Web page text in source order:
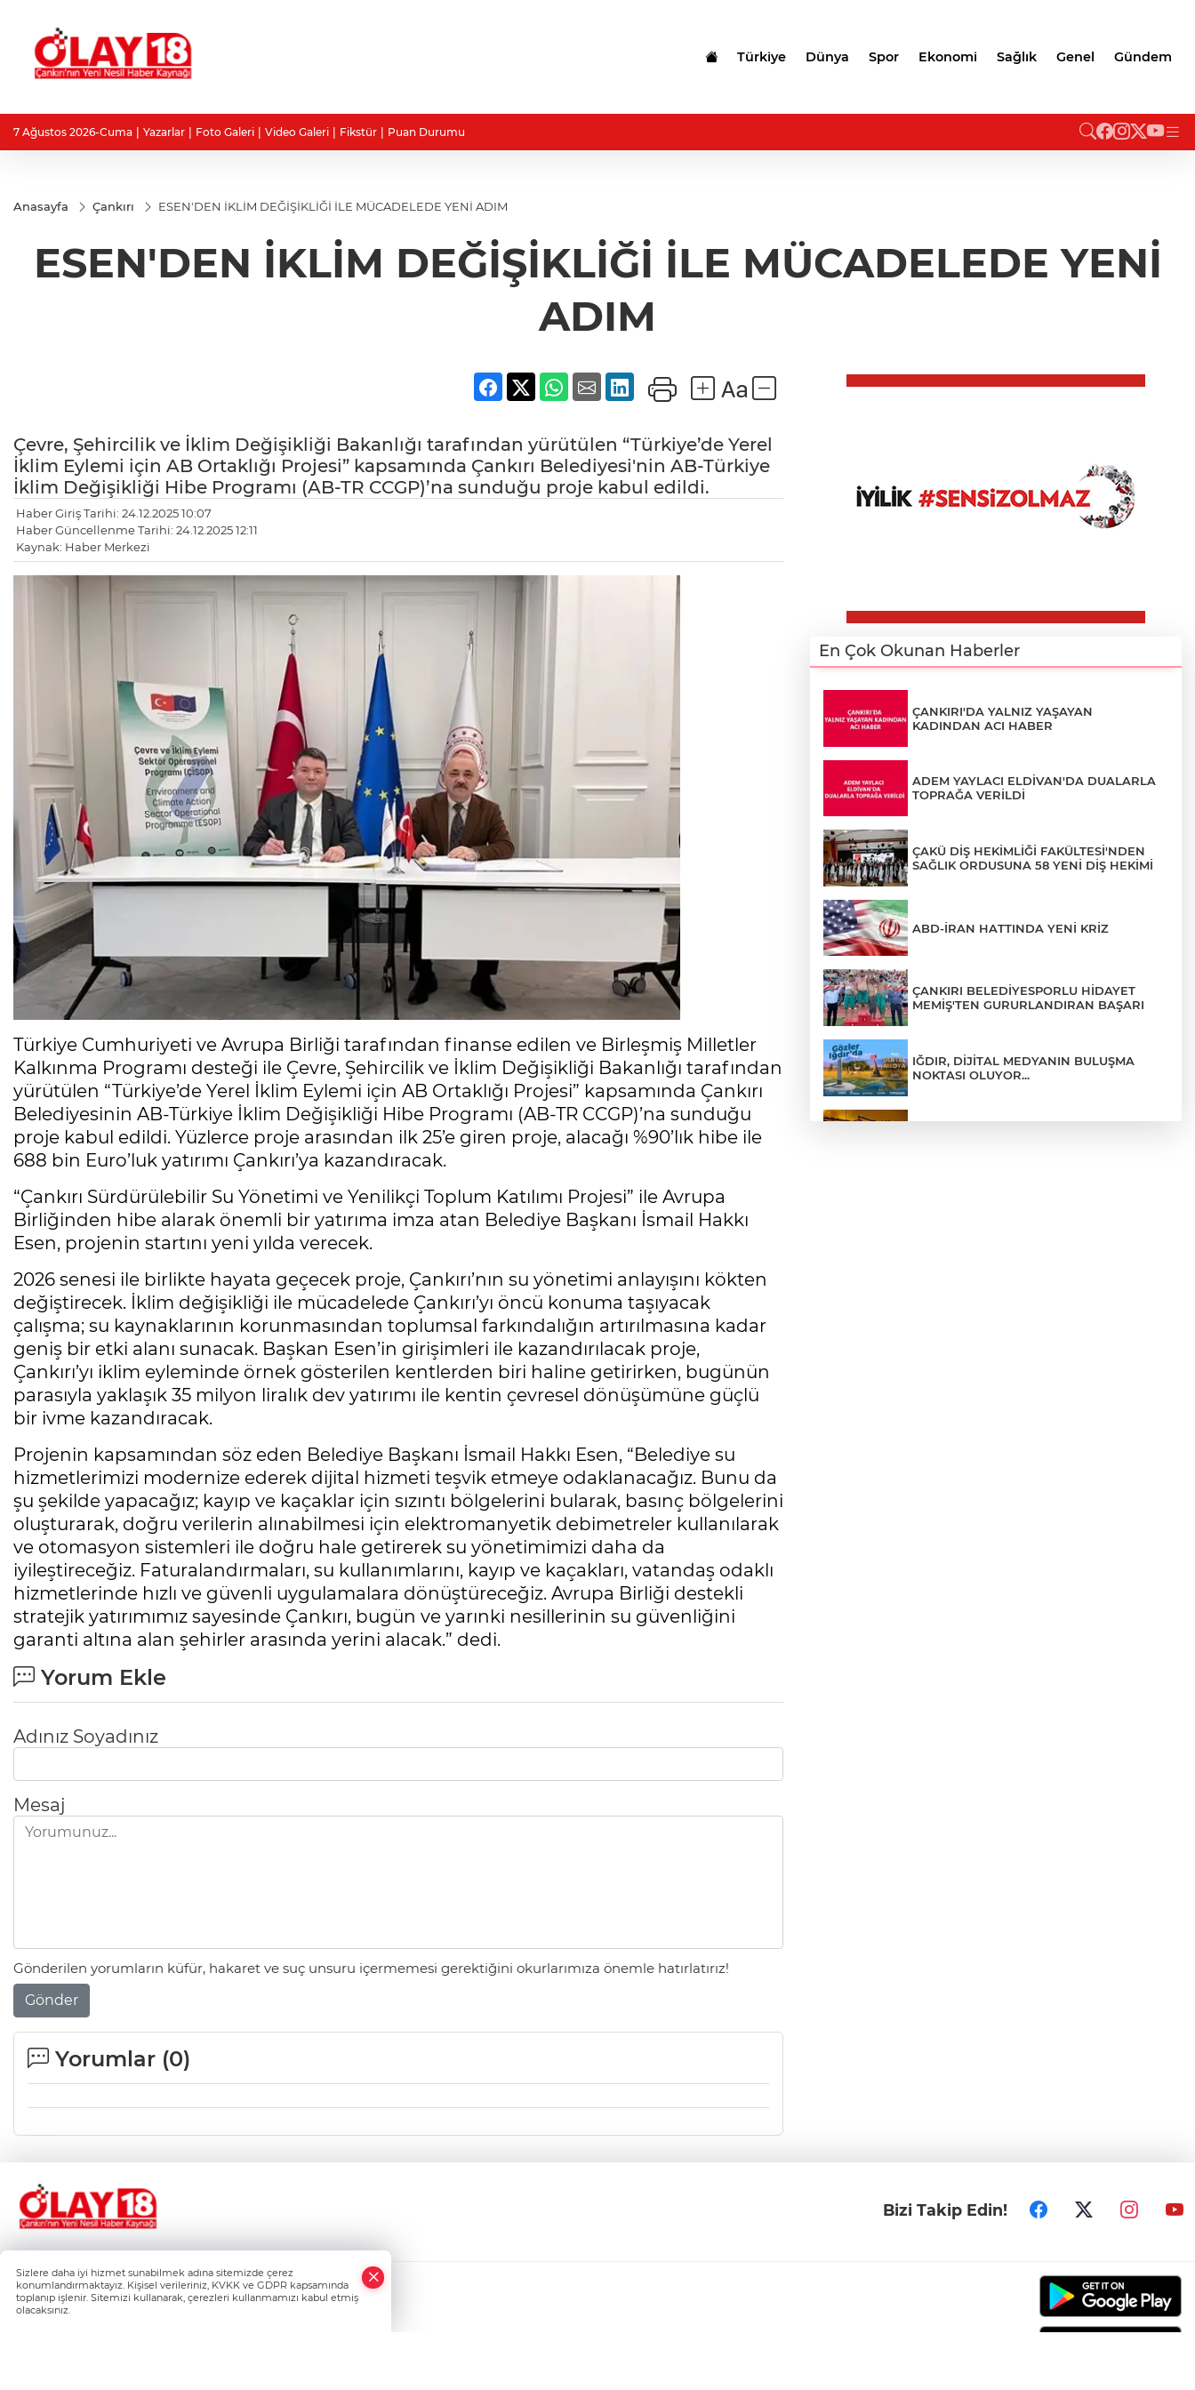
Türkiye Dünya Spor Ekonomi Sağlık Genel Gündem
7 Ağustos 2026-Cuma Yazarlar Foto Galeri Video Galeri Fikstür Puan Durumu
Anasayfa Çankırı ESEN'DEN İKLİM DEĞİŞİKLİĞİ İLE MÜCADELEDE YENİ ADIM
ESEN'DEN İKLİM DEĞİŞİKLİĞİ İLE MÜCADELEDE YENİ
ADIM
Çevre, Şehircilik ve İklim Değişikliği Bakanlığı tarafından yürütülen “Türkiye’de Yerel
İklim Eylemi için AB Ortaklığı Projesi” kapsamında Çankırı Belediyesi'nin AB-Türkiye
İklim Değişikliği Hibe Programı (AB-TR CCGP)’na sunduğu proje kabul edildi.
Haber Giriş Tarihi: 24.12.2025 10:07
Haber Güncellenme Tarihi: 24.12.2025 12:11
Kaynak: Haber Merkezi
Türkiye Cumhuriyeti ve Avrupa Birliği tarafından finanse edilen ve Birleşmiş Milletler
Kalkınma Programı desteği ile Çevre, Şehircilik ve İklim Değişikliği Bakanlığı tarafından
yürütülen “Türkiye’de Yerel İklim Eylemi için AB Ortaklığı Projesi” kapsamında Çankırı
Belediyesinin AB-Türkiye İklim Değişikliği Hibe Programı (AB-TR CCGP)’na sunduğu
proje kabul edildi. Yüzlerce proje arasından ilk 25’e giren proje, alacağı %90’lık hibe ile
688 bin Euro’luk yatırımı Çankırı’ya kazandıracak.
“Çankırı Sürdürülebilir Su Yönetimi ve Yenilikçi Toplum Katılımı Projesi” ile Avrupa
Birliğinden hibe alarak önemli bir yatırıma imza atan Belediye Başkanı İsmail Hakkı
Esen, projenin startını yeni yılda verecek.
2026 senesi ile birlikte hayata geçecek proje, Çankırı’nın su yönetimi anlayışını kökten
değiştirecek. İklim değişikliği ile mücadelede Çankırı’yı öncü konuma taşıyacak
çalışma; su kaynaklarının korunmasından toplumsal farkındalığın artırılmasına kadar
geniş bir etki alanı sunacak. Başkan Esen’in girişimleri ile kazandırılacak proje,
Çankırı’yı iklim eyleminde örnek gösterilen kentlerden biri haline getirirken, bugünün
parasıyla yaklaşık 35 milyon liralık dev yatırımı ile kentin çevresel dönüşümüne güçlü
bir ivme kazandıracak.
Projenin kapsamından söz eden Belediye Başkanı İsmail Hakkı Esen, “Belediye su
hizmetlerimizi modernize ederek dijital hizmeti teşvik etmeye odaklanacağız. Bunu da
şu şekilde yapacağız; kayıp ve kaçaklar için sızıntı bölgelerini bularak, basınç bölgelerini
oluşturarak, doğru verilerin alınabilmesi için elektromanyetik debimetreler kullanılarak
ve otomasyon sistemleri ile doğru hale getirerek su yönetimimizi daha da
iyileştireceğiz. Faturalandırmaları, su kullanımlarını, kayıp ve kaçakları, vatandaş odaklı
hizmetlerinde hızlı ve güvenli uygulamalara dönüştüreceğiz. Avrupa Birliği destekli
stratejik yatırımımız sayesinde Çankırı, bugün ve yarınki nesillerinin su güvenliğini
garanti altına alan şehirler arasında yerini alacak.” dedi.
Yorum Ekle
Adınız Soyadınız
Mesaj
Gönderilen yorumların küfür, hakaret ve suç unsuru içermemesi gerektiğini okurlarımıza önemle hatırlatırız!
Gönder
Yorumlar (0)
En Çok Okunan Haberler
ÇANKIRI'DA YALNIZ YAŞAYAN
KADINDAN ACI HABER
ADEM YAYLACI ELDİVAN'DA DUALARLA
TOPRAĞA VERİLDİ
ÇAKÜ DİŞ HEKİMLİĞİ FAKÜLTESİ'NDEN
SAĞLIK ORDUSUNA 58 YENİ DİŞ HEKİMİ
ABD-İRAN HATTINDA YENİ KRİZ
ÇANKIRI BELEDİYESPORLU HİDAYET
MEMİŞ'TEN GURURLANDIRAN BAŞARI
IĞDIR, DİJİTAL MEDYANIN BULUŞMA
NOKTASI OLUYOR...
Bizi Takip Edin!
Gizlilik Politikası
Çerez Politikası
Sizlere daha iyi hizmet sunabilmek adına sitemizde çerez
konumlandırmaktayız. Kişisel verileriniz, KVKK ve GDPR kapsamında
toplanıp işlenir. Sitemizi kullanarak, çerezleri kullanmamızı kabul etmiş
olacaksınız.